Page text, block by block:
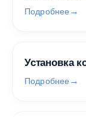
Подробнее
Установка
Подробнее